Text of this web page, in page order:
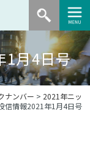
1月4日号
ナンバー > 2021年ニッ
信情報2021年1月4日号